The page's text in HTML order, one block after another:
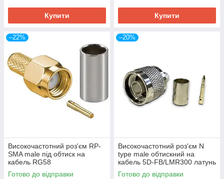
Купити Купити
–22%
Високочастотний роз'єм RP-
SMA male під обтиск на
кабель RG58
Готово до відправки
–20%
Високочастотний роз'єм N
type male обтискний на
кабель 5D-FB/LMR300 латунь
премиум
Готово до відправки